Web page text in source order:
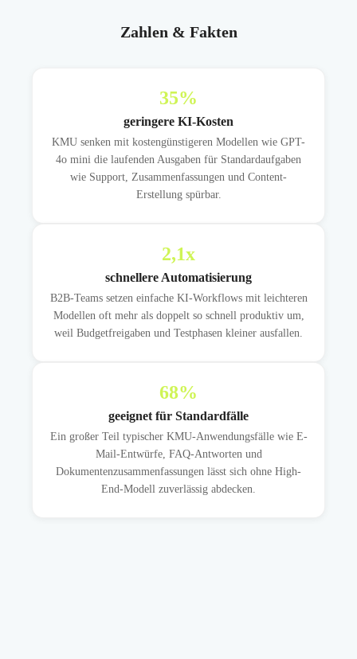
Zahlen & Fakten
35%
geringere KI-Kosten
KMU senken mit kostengünstigeren Modellen wie GPT-
4o mini die laufenden Ausgaben für Standardaufgaben
wie Support, Zusammenfassungen und Content-
Erstellung spürbar.
2,1x
schnellere Automatisierung
B2B-Teams setzen einfache KI-Workflows mit leichteren
Modellen oft mehr als doppelt so schnell produktiv um,
weil Budgetfreigaben und Testphasen kleiner ausfallen.
68%
geeignet für Standardfälle
Ein großer Teil typischer KMU-Anwendungsfälle wie E-
Mail-Entwürfe, FAQ-Antworten und
Dokumentenzusammenfassungen lässt sich ohne High-
End-Modell zuverlässig abdecken.